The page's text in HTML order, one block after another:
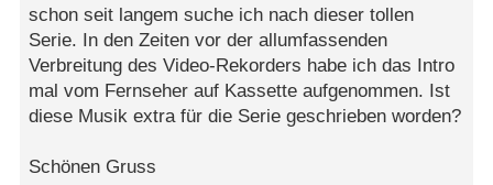
schon seit langem suche ich nach dieser tollen
Serie. In den Zeiten vor der allumfassenden
Verbreitung des Video-Rekorders habe ich das Intro
mal vom Fernseher auf Kassette aufgenommen. Ist
diese Musik extra für die Serie geschrieben worden?
Schönen Gruss